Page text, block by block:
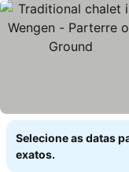
Selecione as datas
exatos.